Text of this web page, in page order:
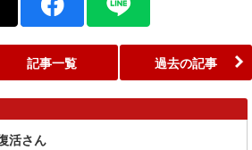
記事一覧 過去の記事
活さん